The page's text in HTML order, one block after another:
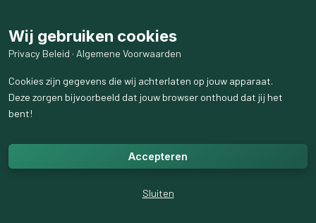
Wij gebruiken cookies
Privacy Beleid · Algemene Voorwaarden
Cookies zijn gegevens die wij achterlaten op jouw apparaat.
Deze zorgen bijvoorbeeld dat jouw browser onthoud dat jij het
bent!
Accepteren
Sluiten